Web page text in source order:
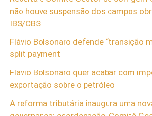
não houve suspensão dos campos
IBS/CBS
Flávio Bolsonaro defende “transição
split payment
Flávio Bolsonaro quer acabar com
exportação sobre o petróleo
A reforma tributária inaugura uma